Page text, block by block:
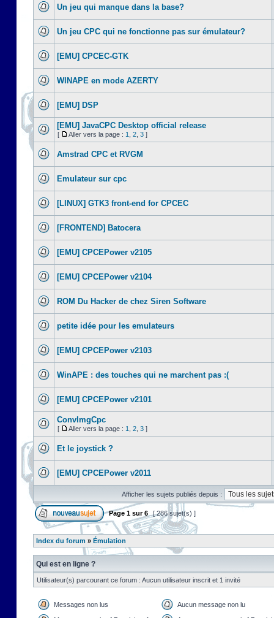
Un jeu qui manque dans la base?
Un jeu CPC qui ne fonctionne pas sur émulateur?
[EMU] CPCEC-GTK
WINAPE en mode AZERTY
[EMU] DSP
[EMU] JavaCPC Desktop official release
[ Aller vers la page : 1 2 3 ]
Amstrad CPC et RVGM
Emulateur sur cpc
[LINUX] GTK3 front-end for CPCEC
[FRONTEND] Batocera
[EMU] CPCEPower v2105
[EMU] CPCEPower v2104
ROM Du Hacker de chez Siren Software
petite idée pour les emulateurs
[EMU] CPCEPower v2103
WinAPE : des touches qui ne marchent pas :(
[EMU] CPCEPower v2101
ConvImgCpc
[ Aller vers la page : 1 2 3 ]
Et le joystick ?
[EMU] CPCEPower v2011
Afficher les sujets publiés depuis :
Page 1 sur6 [ 286 sujet(s) ]
Index du forum » Émulation
Qui est en ligne ?
Utilisateur(s) parcourant ce forum : Aucun utilisateur inscrit et 1 invité
Messages non lus Aucun message non lu